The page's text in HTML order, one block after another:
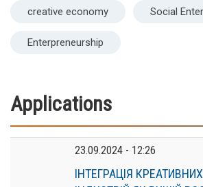
creative economy Social
Enterpreneurship
Applications
23.09.2024 - 12:26
ІНТЕГРАЦІЯ КРЕАТИВНИХ